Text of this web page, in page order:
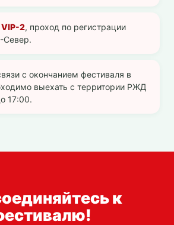
VIP-2, проход по регистрации
Север.
с окончанием фестиваля в
выехать с территории РЖД
17:00.
к